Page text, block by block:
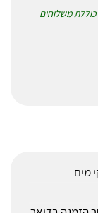
כוללת משלוחים
מים